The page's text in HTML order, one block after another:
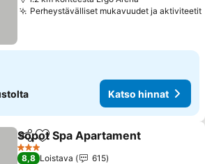
Perheystävälliset mukavuudet ja aktiviteetit
Katso hinnat
Jaa Lisää suosikkeihin
Sopot Spa Apartament
3 Tähtiluokitus
8,8 Loistava
615